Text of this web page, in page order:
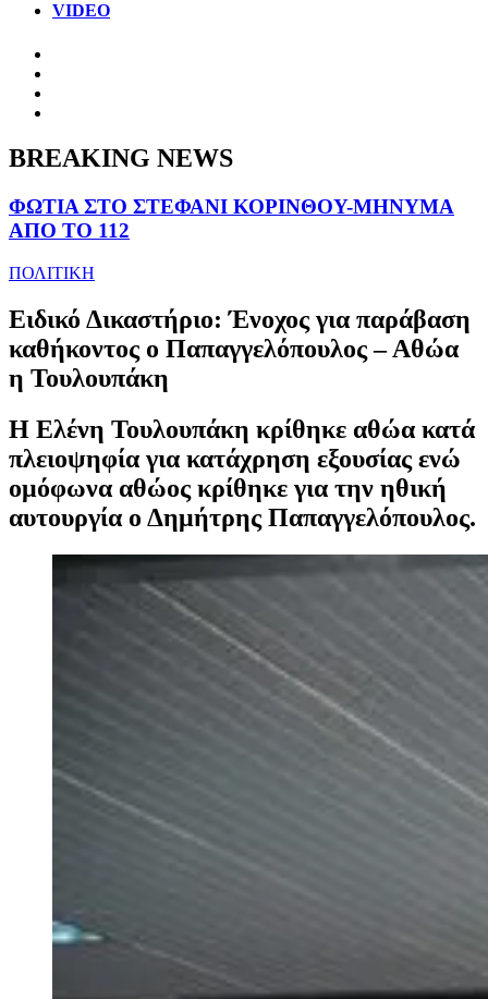
VIDEO
BREAKING NEWS
ΦΩΤΙΑ ΣΤΟ ΣΤΕΦΑΝΙ ΚΟΡΙΝΘΟΥ-ΜΗΝΥΜΑ
ΑΠΟ ΤΟ 112
ΠΟΛΙΤΙΚΗ
Ειδικό Δικαστήριο: Ένοχος για παράβαση
καθήκοντος ο Παπαγγελόπουλος – Αθώα
η Τουλουπάκη
Η Ελένη Τουλουπάκη κρίθηκε αθώα κατά
πλειοψηφία για κατάχρηση εξουσίας ενώ
ομόφωνα αθώος κρίθηκε για την ηθική
αυτουργία ο Δημήτρης Παπαγγελόπουλος.